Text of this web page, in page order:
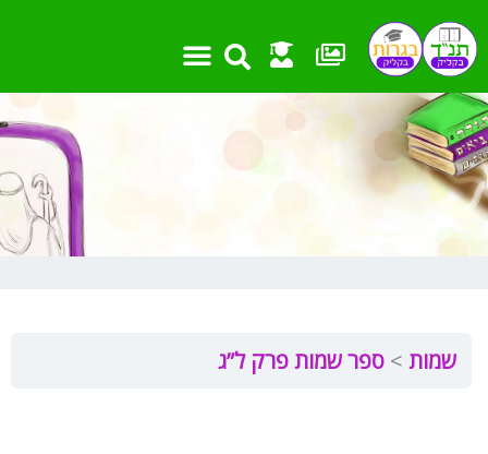
לתוכן
שמות ספר שמות פרק ל”ג